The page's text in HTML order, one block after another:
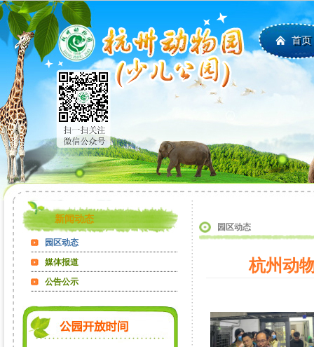
首页
新闻动态
园区动态
媒体报道
公告公示
园区动态
杭州动